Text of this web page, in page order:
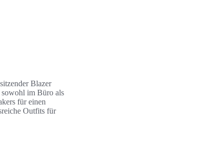
Blazer
im Büro als
für einen
Outfits für